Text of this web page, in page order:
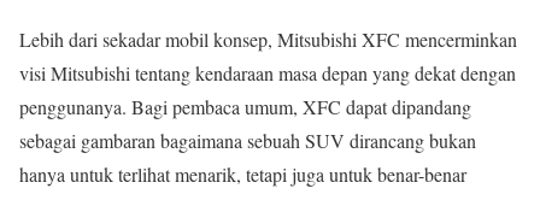
Lebih dari sekadar mobil konsep, Mitsubishi XFC mencerminkan
visi Mitsubishi tentang kendaraan masa depan yang dekat dengan
penggunanya. Bagi pembaca umum, XFC dapat dipandang
sebagai gambaran bagaimana sebuah SUV dirancang bukan
hanya untuk terlihat menarik, tetapi juga untuk benar-benar